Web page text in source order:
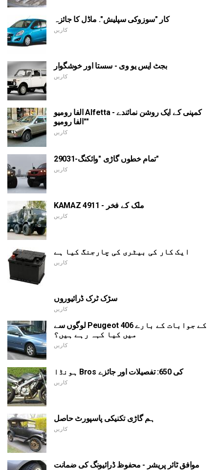
کار "سوزوکی سپلیش". ماڈل کا جائزہ
کاریں
بجٹ ایس یو وی - سستا اور خوشگوار
کاریں
الفا رومیو Alfetta - کمپنی کے ایک روشن نمائندے
"الفا رومیو"
کاریں
تمام خطوں گاڑی "وائکنگ-29031"
کاریں
KAMAZ 4911 - ملک کے فخر
کاریں
ایک کار کی بیٹری کی چارجنگ کیا ہے
کاریں
سڑک ٹرک ڈرائیوروں
کاریں
لوگوں سے Peugeot 406 کے جوابات کے بارے
میں کیا کہہ رہے ہیں؟
کاریں
ہونڈا Bros کی 650: تفصیلات اور جائزے
کاریں
ہم گاڑی تکنیکی پاسپورٹ حاصل
کاریں
موافق ٹائر پریشر - محفوظ ڈرائیونگ کی ضمانت